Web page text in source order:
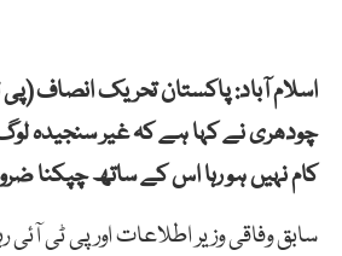
اسلام آباد: پاکستان تحریک انصاف (پی
چودھری نے کہا ہے کہ غیر سنجیدہ
کام نہیں ہو رہا اس کے ساتھ چپکنا
سابق وفاقی وزیر اطلاعات اور پی ٹی